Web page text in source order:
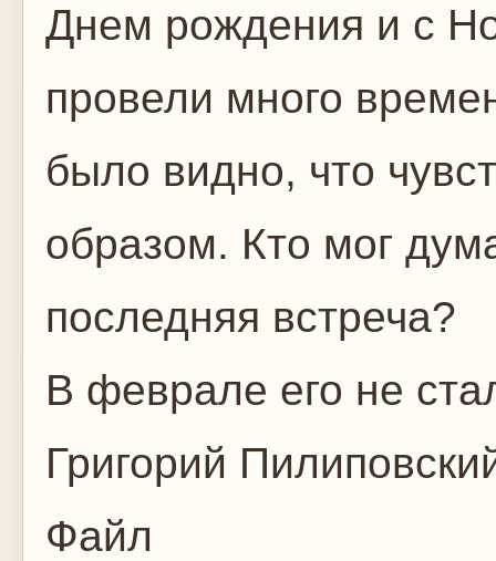
Днем рождения и с
провели много
было видно, что
образом. Кто мог
последняя встреча?
В феврале его не
Григорий
Файл